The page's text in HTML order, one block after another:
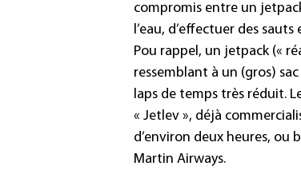
compromis entre un
l’eau, d’effectuer des
Pou rappel, un jetpack («
ressemblant à un (gros)
laps de temps très réduit.
« Jetlev », déjà
d’environ deux heures, ou
Martin Airways.